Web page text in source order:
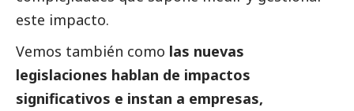
este impacto.
Vemos también como las nuevas
legislaciones hablan de impactos
significativos e instan a empresas,